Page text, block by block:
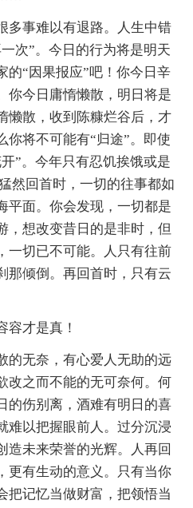
多事难以有退路。人生中错
次”。今日的行为将是明天
的“因果报应”吧！你今日辛
你今日庸惰懒散，明日将是
懒散，收到陈糠烂谷后，才
你将不可能有“归途”。即使
”。今年只有忍饥挨饿或是
然回首时，一切的往事都如
平面。你会发现，一切都是
，想改变昔日的是非时，但
一切已不可能。人只有往前
那倾倒。再回首时，只有云
容才是真！
的无奈，有心爱人无助的远
改之而不能的无可奈何。何
的伤别离，酒难有明日的喜
难以把握眼前人。过分沉浸
造未来荣誉的光辉。人再回
更有生动的意义。只有当你
把记忆当做财富，把领悟当